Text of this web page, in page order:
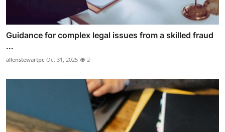
Guidance for complex legal issues from a skilled fraud
...
allenstewartpc Oct 31, 2025 2